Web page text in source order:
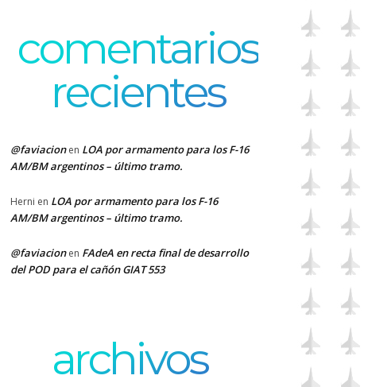
comentarios
recientes
@faviacionen LOA por armamento para los F-16
AM/BM argentinos – último tramo.
Herni en LOA por armamento para los F-16
AM/BM argentinos – último tramo.
@faviacionen FAdeA en recta final de desarrollo
del POD para el cañón GIAT 553
archivos